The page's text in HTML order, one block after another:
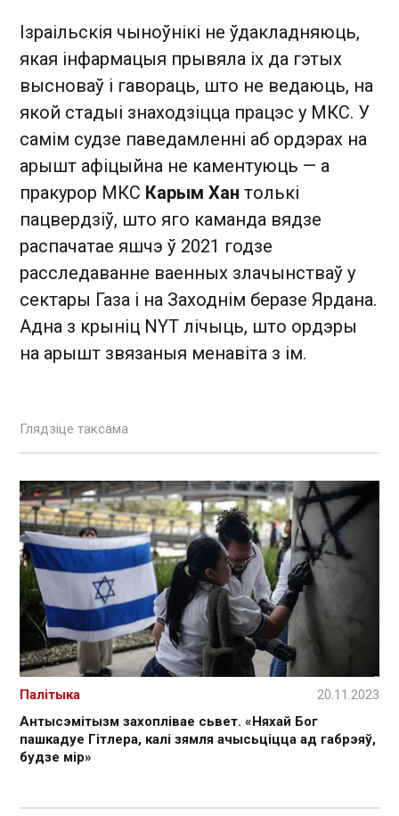
Ізраільскія чыноўнікі не ўдакладняюць,
якая інфармацыя прывяла іх да гэтых
высноваў і гавораць, што не ведаюць, на
якой стадыі знаходзіцца працэс у МКС. У
самім судзе паведамленні аб ордэрах на
арышт афіцыйна не каментуюць — а
пракурор МКС Карым Хан толькі
пацвердзіў, што яго каманда вядзе
распачатае яшчэ ў 2021 годзе
расследаванне ваенных злачынстваў у
сектары Газа і на Заходнім беразе Ярдана.
Адна з крыніц NYT лічыць, што ордэры
на арышт звязаныя менавіта з ім.
Глядзіце таксама
Антысэмітызм захоплівае сьвет. «Няхай Бог
пашкадуе Гітлера, калі зямля ачысьціцца ад габрэяў,
будзе мір»
Палітыка 20.11.2023